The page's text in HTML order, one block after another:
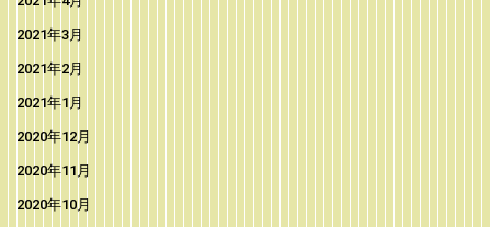
2021年3月
2021年2月
2021年1月
2020年12月
2020年11月
2020年10月